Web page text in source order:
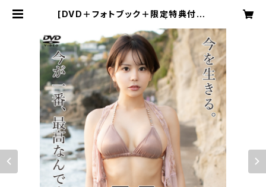
[DVD＋フォトブック＋限定特典付き]
ICTURES